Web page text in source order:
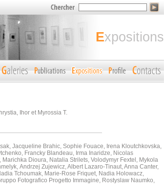
expositions
Ihor et Myrossia T.
Jacqueline Brahic, Sophie Fouace, Irena Kloutchkovska,
Francky Blandeau, Irma Inaridze, Nicolas
Dioura, Natalia Strilets, Volodymyr Fextel, Mykola
Andrzej Zujewicz, Albert Lazaro-Tinaut, Anna Canter,
Tchoumak, Marie-Rose Friquet, Nadia Holowacz,
Fotografico Progetto Immagine, Rostyslaw Naumko,